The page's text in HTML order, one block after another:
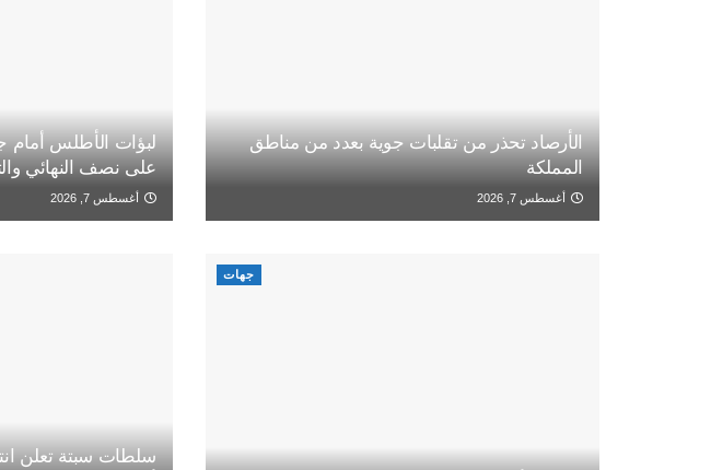
الأرصاد تحذر من تقلبات جوية بعدد من مناطق
المملكة
أغسطس 7, 2026
لبؤات الأطلس أمام
على نصف النهائي
أغسطس 7, 2026
جهات